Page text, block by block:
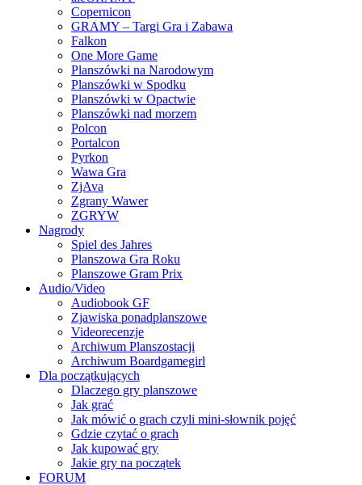
Copernicon
GRAMY – Targi Gra i Zabawa
Falkon
One More Game
Planszówki na Narodowym
Planszówki w Spodku
Planszówki w Opactwie
Planszówki nad morzem
Polcon
Portalcon
Pyrkon
Wawa Gra
ZjAva
Zgrany Wawer
ZGRYW
Nagrody
Spiel des Jahres
Planszowa Gra Roku
Planszowe Gram Prix
Audio/Video
Audiobook GF
Zjawiska ponadplanszowe
Videorecenzje
Archiwum Planszostacji
Archiwum Boardgamegirl
Dla początkujących
Dlaczego gry planszowe
Jak grać
Jak mówić o grach czyli mini-słownik pojęć
Gdzie czytać o grach
Jak kupować gry
Jakie gry na początek
FORUM